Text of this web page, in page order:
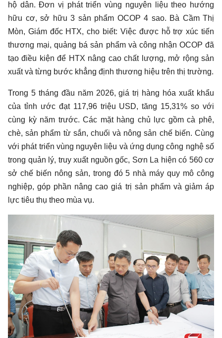
hộ dân. Đơn vị phát triển vùng nguyên liệu theo hướng
hữu cơ, sở hữu 3 sản phẩm OCOP 4 sao. Bà Cầm Thị
Mòn, Giám đốc HTX, cho biết: Việc được hỗ trợ xúc tiến
thương mại, quảng bá sản phẩm và công nhận OCOP đã
tạo điều kiện để HTX nâng cao chất lượng, mở rộng sản
xuất và từng bước khẳng định thương hiệu trên thị trường.
Trong 5 tháng đầu năm 2026, giá trị hàng hóa xuất khẩu
của tỉnh ước đạt 117,96 triệu USD, tăng 15,31% so với
cùng kỳ năm trước. Các mặt hàng chủ lực gồm cà phê,
chè, sản phẩm từ sắn, chuối và nông sản chế biến. Cùng
với phát triển vùng nguyên liệu và ứng dụng công nghệ số
trong quản lý, truy xuất nguồn gốc, Sơn La hiện có 560 cơ
sở chế biến nông sản, trong đó 5 nhà máy quy mô công
nghiệp, góp phần nâng cao giá trị sản phẩm và giảm áp
lực tiêu thụ theo mùa vụ.